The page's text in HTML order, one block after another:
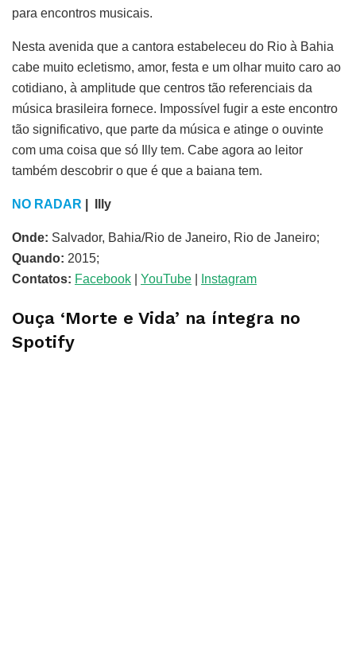
para encontros musicais.
Nesta avenida que a cantora estabeleceu do Rio à Bahia
cabe muito ecletismo, amor, festa e um olhar muito caro ao
cotidiano, à amplitude que centros tão referenciais da
música brasileira fornece. Impossível fugir a este encontro
tão significativo, que parte da música e atinge o ouvinte
com uma coisa que só Illy tem. Cabe agora ao leitor
também descobrir o que é que a baiana tem.
NO RADAR | Illy
Onde: Salvador, Bahia/Rio de Janeiro, Rio de Janeiro;
Quando: 2015;
Contatos: Facebook YouTube Instagram
Ouça ‘Morte e Vida’ na íntegra no
Spotify